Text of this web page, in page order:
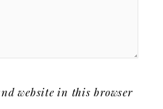
website in this browser